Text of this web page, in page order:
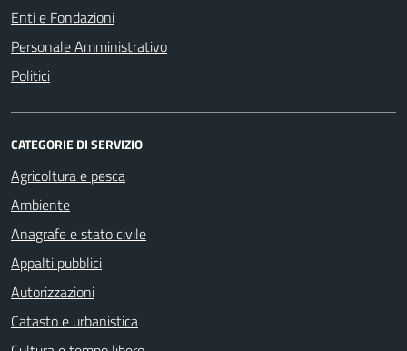
Enti e Fondazioni
Personale Amministrativo
Politici
CATEGORIE DI SERVIZIO
Agricoltura e pesca
Ambiente
Anagrafe e stato civile
Appalti pubblici
Autorizzazioni
Catasto e urbanistica